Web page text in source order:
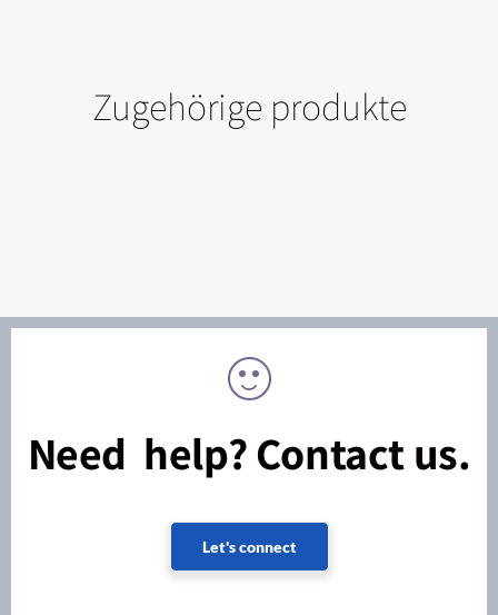
Zugehörige produkte
Need help? Contact us.
Let's connect